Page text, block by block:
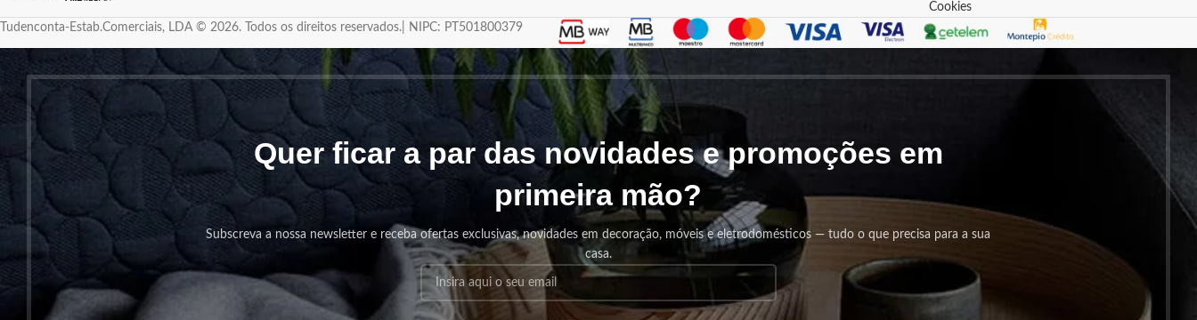
Cookies
Tudenconta-Estab.Comerciais, LDA © 2026. Todos os direitos reservados.| NIPC: PT501800379
Quer ficar a par das novidades e promoções em
primeira mão?
Subscreva a nossa newsletter e receba ofertas exclusivas, novidades em decoração, móveis e eletrodomésticos — tudo o que precisa para a sua
casa.